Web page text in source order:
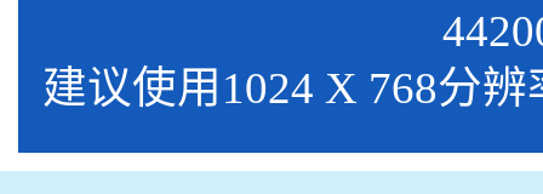
建议使用1024 X 768分